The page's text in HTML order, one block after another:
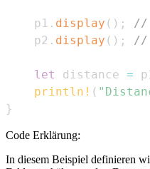
    p1
. display ( ) ;
//
    p2
. display ( ) ; //
let distance =
println! (
}
Code Erklärung:
In diesem Beispiel definieren